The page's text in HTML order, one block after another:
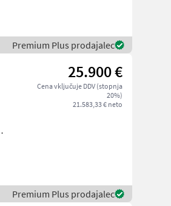
Premium Plus prodajalec
25.900 €
Cena vključuje DDV (stopnja
20%)
21.583,33 € neto
Premium Plus prodajalec